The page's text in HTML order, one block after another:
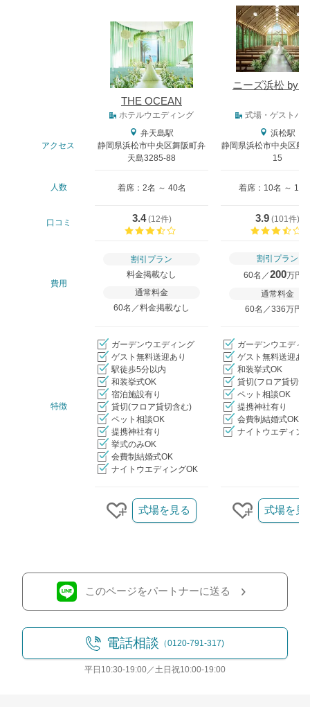
THE OCEAN
ニーズ浜松 by
ホテルウエディング 式場・ゲストハ
アクセス
弁天島駅
静岡県浜松市中央区舞阪町弁
天島3285-88
浜松駅
静岡県浜松市中央区船
15
人数 着席：2名 ～ 40名 着席：10名 ～ 130
口コミ 3.4(12件)
3.9 (101件)
費用
割引プラン
料金掲載なし
通常料金
60名／料金掲載なし
割引プラン
60名／200万円
通常料金
60名／336万円〜
特徴
ガーデンウエディング
ゲスト無料送迎あり
駅徒歩5分以内
和装挙式OK
宿泊施設有り
貸切(フロア貸切含む)
ペット相談OK
提携神社有り
挙式のみOK
会費制結婚式OK
ナイトウエディングOK
ガーデンウエディ
ゲスト無料送迎あ
和装挙式OK
貸切(フロア貸切含
ペット相談OK
提携神社有り
会費制結婚式OK
ナイトウエディン
クリップする
式場を見る
クリップす
式場を見
このページをパートナーに送る
電話相談 （0120-791-317)
平日10:30-19:00／土日祝10:00-19:00